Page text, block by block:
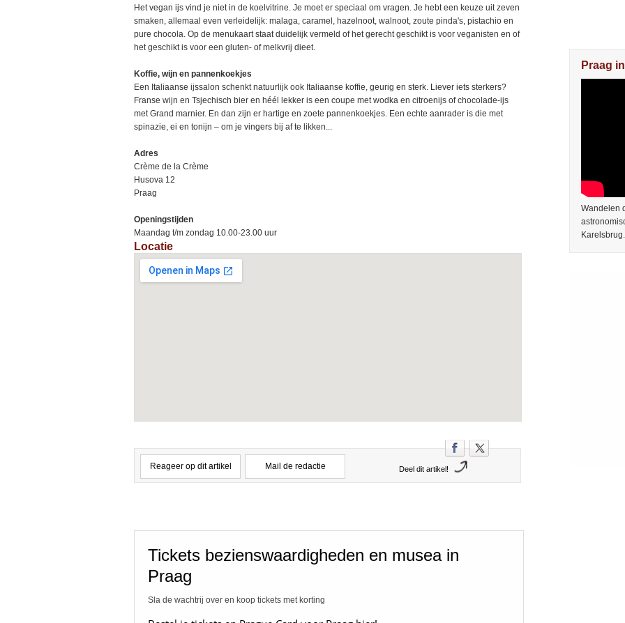
Het vegan ijs vind je niet in de koelvitrine. Je moet er speciaal om vragen. Je hebt een keuze uit zeven
smaken, allemaal even verleidelijk: malaga, caramel, hazelnoot, walnoot, zoute pinda's, pistachio en
pure chocola. Op de menukaart staat duidelijk vermeld of het gerecht geschikt is voor veganisten en of
het geschikt is voor een gluten- of melkvrij dieet.
Koffie, wijn en pannenkoekjes
Een Italiaanse ijssalon schenkt natuurlijk ook Italiaanse koffie, geurig en sterk. Liever iets sterkers?
Franse wijn en Tsjechisch bier en héél lekker is een coupe met wodka en citroenijs of chocolade-ijs
met Grand marnier. En dan zijn er hartige en zoete pannenkoekjes. Een echte aanrader is die met
spinazie, ei en tonijn – om je vingers bij af te likken...
Adres
Crème de la Crème
Husova 12
Praag
Openingstijden
Maandag t/m zondag 10.00-23.00 uur
Locatie
Reageer op dit artikel Mail de redactie Deel dit artikel!
Tickets bezienswaardigheden en musea in
Praag
Sla de wachtrij over en koop tickets met korting
Praag
Wandelen
Karelsbrug.